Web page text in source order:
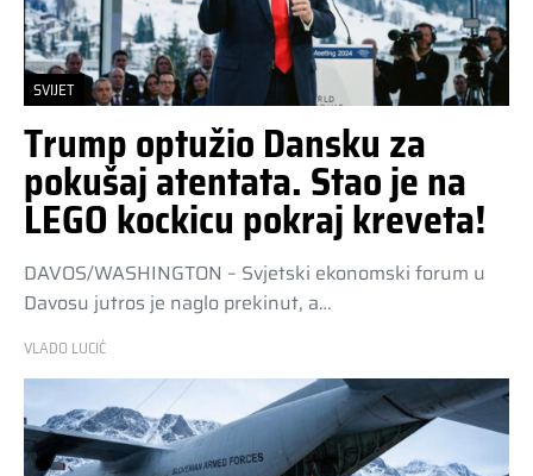
SVIJET
Trump optužio Dansku za
pokušaj atentata. Stao je na
LEGO kockicu pokraj kreveta!
DAVOS/WASHINGTON – Svjetski ekonomski forum u
Davosu jutros je naglo prekinut, a…
VLADO LUCIĆ